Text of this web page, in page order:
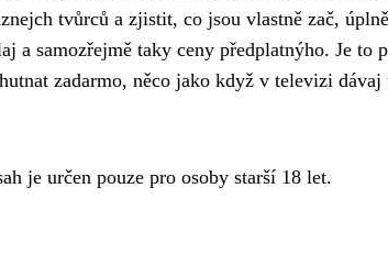
tvůrců a zjistit, co jsou vlastně zač,
samozřejmě taky ceny předplatnýho. Je to
zadarmo, něco jako když v televizi
je určen pouze pro osoby starší 18 let.